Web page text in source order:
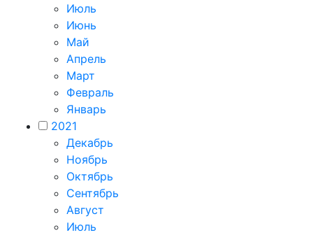
Июль
Июнь
Май
Апрель
Март
Февраль
Январь
2021
Декабрь
Ноябрь
Октябрь
Сентябрь
Август
Июль